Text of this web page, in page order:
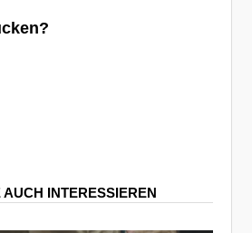
INTERESSIEREN